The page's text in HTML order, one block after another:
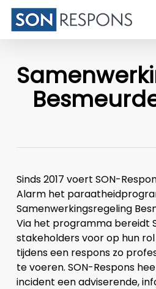
Skip
main
Sinds 2017 voert SON-
Alarm het
Samenwerkingsregeling
Via het programma bereidt
stakeholders voor op hun
tijdens een respons zo
te voeren. SON-Respons
incident een adviserende,